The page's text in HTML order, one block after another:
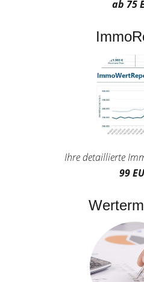
ab 75
Ihre detaillierte
99